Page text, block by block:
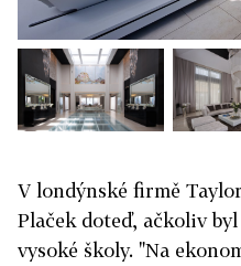
V londýnské firmě
Plaček doteď, ačkoliv
vysoké školy. "Na